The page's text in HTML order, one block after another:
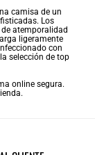
camisa de un
Los
atemporalidad
ligeramente
con
selección de top
online segura.